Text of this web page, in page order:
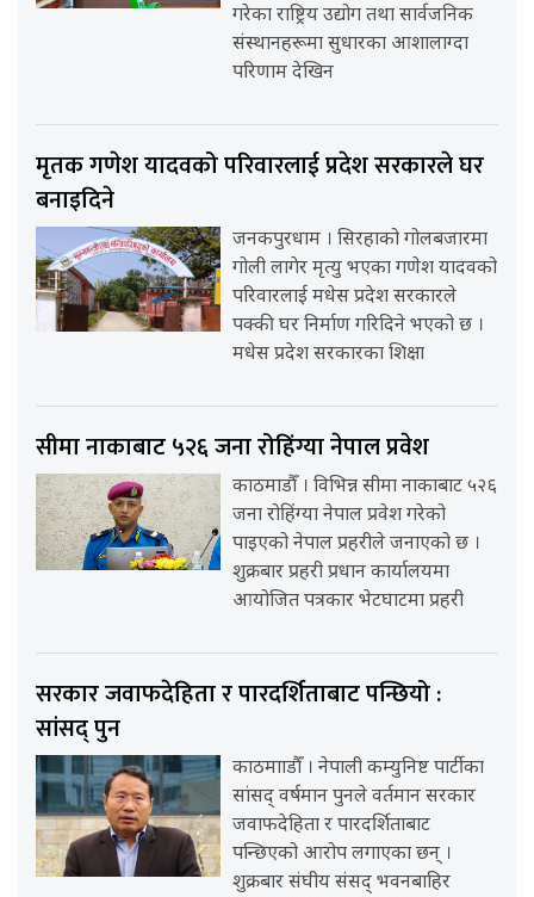
गरेका राष्ट्रिय उद्योग तथा सार्वजनिक
संस्थानहरूमा सुधारका आशालाग्दा
परिणाम देखिन
मृतक गणेश यादवको परिवारलाई प्रदेश सरकारले घर
बनाइदिने
जनकपुरधाम । सिरहाको गोलबजारमा
गोली लागेर मृत्यु भएका गणेश यादवको
परिवारलाई मधेस प्रदेश सरकारले
पक्की घर निर्माण गरिदिने भएको छ ।
मधेस प्रदेश सरकारका शिक्षा
सीमा नाकाबाट ५२६ जना रोहिंग्या नेपाल प्रवेश
काठमाडौँ । विभिन्न सीमा नाकाबाट ५२६
जना रोहिंग्या नेपाल प्रवेश गरेको
पाइएको नेपाल प्रहरीले जनाएको छ ।
शुक्रबार प्रहरी प्रधान कार्यालयमा
आयोजित पत्रकार भेटघाटमा प्रहरी
सरकार जवाफदेहिता र पारदर्शिताबाट पन्छियो :
सांसद् पुन
काठमााडौँ । नेपाली कम्युनिष्ट पार्टीका
सांसद् वर्षमान पुनले वर्तमान सरकार
जवाफदेहिता र पारदर्शिताबाट
पन्छिएको आरोप लगाएका छन् ।
शुक्रबार संघीय संसद् भवनबाहिर